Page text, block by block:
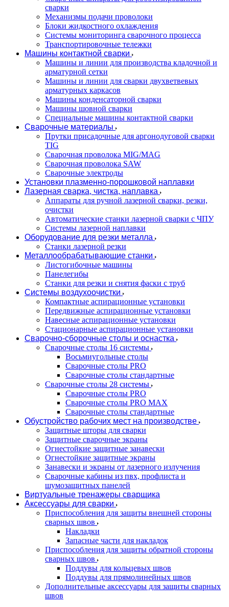
сварки
Механизмы подачи проволоки
Блоки жидкостного охлаждения
Системы мониторинга сварочного процесса
Транспортировочные тележки
Машины контактной сварки
Машины и линии для производства кладочной и
арматурной сетки
Машины и линии для сварки двухветвевых
арматурных каркасов
Машины конденсаторной сварки
Машины шовной сварки
Специальные машины контактной сварки
Сварочные материалы
Прутки присадочные для аргонодуговой сварки
TIG
Сварочная проволока MIG/MAG
Сварочная проволока SAW
Сварочные электроды
Установки плазменно-порошковой наплавки
Лазерная сварка, чистка, наплавка
Аппараты для ручной лазерной сварки, резки,
очистки
Автоматические станки лазерной сварки с ЧПУ
Системы лазерной наплавки
Оборудование для резки металла
Станки лазерной резки
Металлообрабатывающие станки
Листогибочные машины
Панелегибы
Станки для резки и снятия фаски с труб
Системы воздухоочистки
Компактные аспирационные установки
Передвижные аспирационные установки
Навесные аспирационные установки
Стационарные аспирационные установки
Сварочно-сборочные столы и оснастка
Сварочные столы 16 системы
Восьмиугольные столы
Сварочные столы PRO
Сварочные столы стандартные
Сварочные столы 28 системы
Сварочные столы PRO
Сварочные столы PRO MAX
Сварочные столы стандартные
Обустройство рабочих мест на производстве
Защитные шторы для сварки
Защитные сварочные экраны
Огнестойкие защитные занавески
Огнестойкие защитные экраны
Занавески и экраны от лазерного излучения
Сварочные кабины из пвх, профлиста и
шумозащитных панелей
Виртуальные тренажеры сварщика
Аксессуары для сварки
Приспособления для защиты внешней стороны
сварных швов
Накладки
Запасные части для накладок
Приспособления для защиты обратной стороны
сварных швов
Поддувы для кольцевых швов
Поддувы для прямолинейных швов
Дополнительные аксессуары для защиты сварных
швов